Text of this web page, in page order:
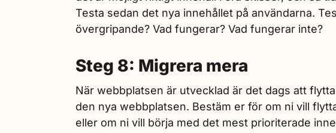
Testa sedan det nya innehållet på användarna.
övergripande? Vad fungerar? Vad fungerar inte?
Steg 8: Migrera mera
När webbplatsen är utvecklad är det dags att
den nya webbplatsen. Bestäm er för om ni vill
eller om ni vill börja med det mest prioriterade